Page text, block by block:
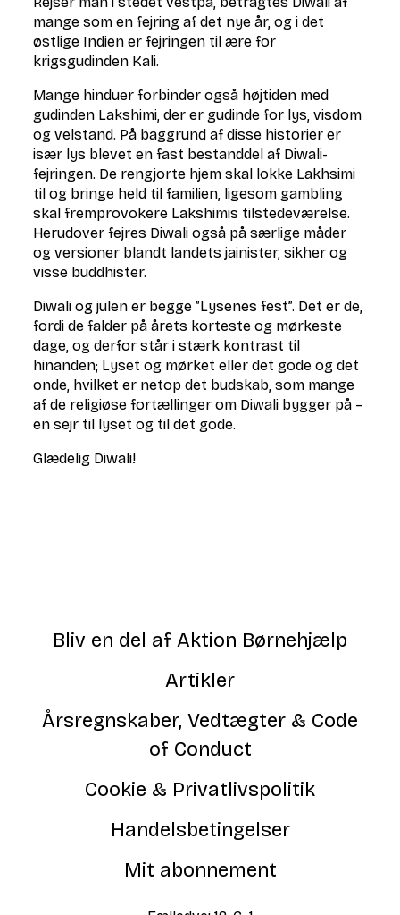
mange som en fejring af det nye år, og i det
østlige Indien er fejringen til ære for
krigsgudinden Kali.
Mange hinduer forbinder også højtiden med
gudinden Lakshimi, der er gudinde for lys, visdom
og velstand. På baggrund af disse historier er
især lys blevet en fast bestanddel af Diwali-
fejringen. De rengjorte hjem skal lokke Lakhsimi
til og bringe held til familien, ligesom gambling
skal fremprovokere Lakshimis tilstedeværelse.
Herudover fejres Diwali også på særlige måder
og versioner blandt landets jainister, sikher og
visse buddhister.
Diwali og julen er begge ”Lysenes fest”. Det er de,
fordi de falder på årets korteste og mørkeste
dage, og derfor står i stærk kontrast til
hinanden; Lyset og mørket eller det gode og det
onde, hvilket er netop det budskab, som mange
af de religiøse fortællinger om Diwali bygger på –
en sejr til lyset og til det gode.
Glædelig Diwali!
Bliv en del af Aktion Børnehjælp
Artikler
Årsregnskaber, Vedtægter & Code
of Conduct
Cookie & Privatlivspolitik
Handelsbetingelser
Mit abonnement